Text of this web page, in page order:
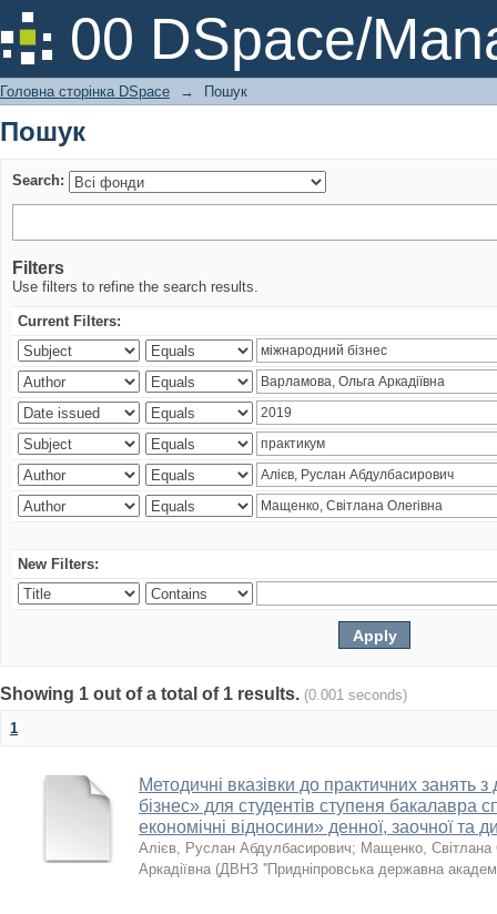
00 DSpace/
Пошук
Головна сторінка DSpace → Пошук
Пошук
Search:
Filters
Use filters to refine the search results.
Current Filters:
New Filters:
Showing 1 out of a total of 1 results. (0.001 seconds)
1
Методичні вказівки до практичних занять
бізнес» для студентів ступеня бакалавра
економічні відносини» денної, заочної та
Алієв, Руслан Абдулбасирович; Мащенко, Світлана
Аркадіївна (ДВНЗ ''Придніпровська державна